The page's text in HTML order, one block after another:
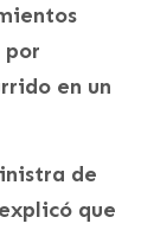
por
en un
de
que